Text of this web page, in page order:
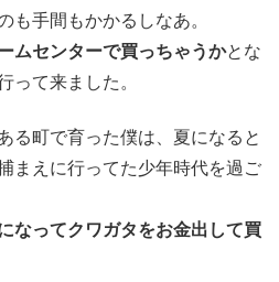
も手間もかかるしなあ。
ムセンターで買っちゃうかとな
って来ました。
る町で育った僕は、夏になると
まえに行ってた少年時代を過ご
なってクワガタをお金出して買